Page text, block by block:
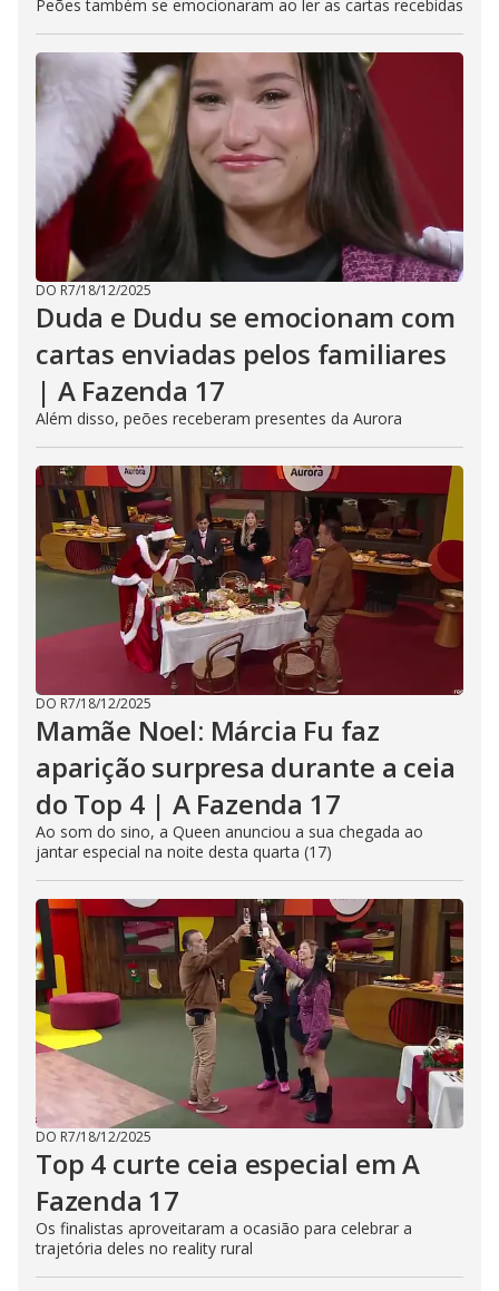
Peões também se emocionaram ao ler as cartas recebidas
DO R7/18/12/2025
Duda e Dudu se emocionam com
cartas enviadas pelos familiares
| A Fazenda 17
Além disso, peões receberam presentes da Aurora
DO R7/18/12/2025
Mamãe Noel: Márcia Fu faz
aparição surpresa durante a ceia
do Top 4 | A Fazenda 17
Ao som do sino, a Queen anunciou a sua chegada ao
jantar especial na noite desta quarta (17)
DO R7/18/12/2025
Top 4 curte ceia especial em A
Fazenda 17
Os finalistas aproveitaram a ocasião para celebrar a
trajetória deles no reality rural